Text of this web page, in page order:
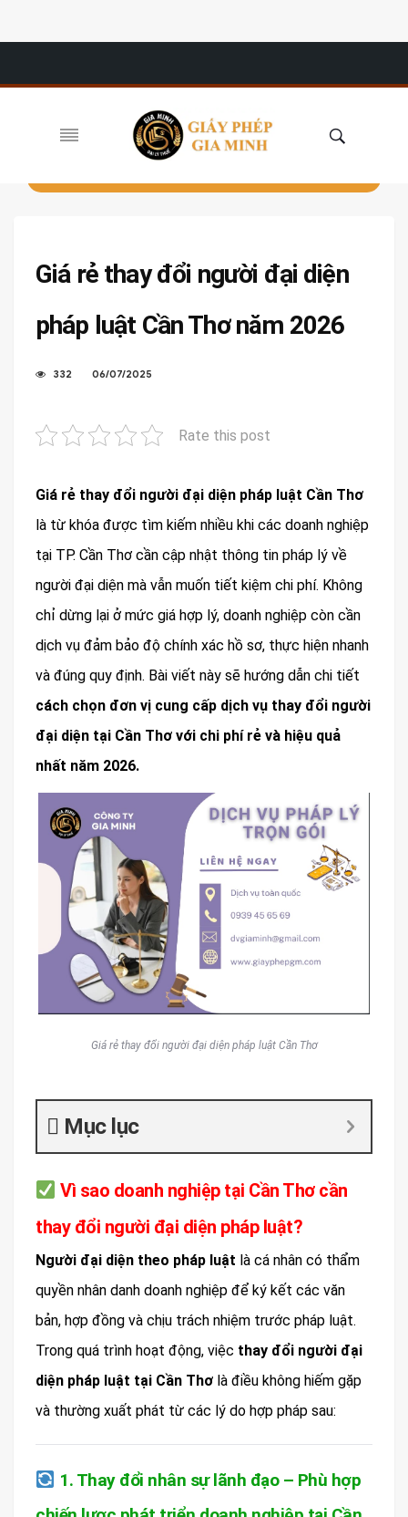
Giá rẻ thay đổi người đại diện
pháp luật Cần Thơ năm 2026
332 06/07/2025
Rate this post
Giá rẻ thay đổi người đại diện pháp luật Cần Thơ
là từ khóa được tìm kiếm nhiều khi các doanh nghiệp
tại TP. Cần Thơ cần cập nhật thông tin pháp lý về
người đại diện mà vẫn muốn tiết kiệm chi phí. Không
chỉ dừng lại ở mức giá hợp lý, doanh nghiệp còn cần
dịch vụ đảm bảo độ chính xác hồ sơ, thực hiện nhanh
và đúng quy định. Bài viết này sẽ hướng dẫn chi tiết
cách chọn đơn vị cung cấp dịch vụ thay đổi người
đại diện tại Cần Thơ với chi phí rẻ và hiệu quả
nhất năm 2026.
Giá rẻ thay đổi người đại diện pháp luật Cần Thơ
Mục lục
Vì sao doanh nghiệp tại Cần Thơ cần
thay đổi người đại diện pháp luật?
Người đại diện theo pháp luật là cá nhân có thẩm
quyền nhân danh doanh nghiệp để ký kết các văn
bản, hợp đồng và chịu trách nhiệm trước pháp luật.
Trong quá trình hoạt động, việc thay đổi người đại
diện pháp luật tại Cần Thơ là điều không hiếm gặp
và thường xuất phát từ các lý do hợp pháp sau:
1. Thay đổi nhân sự lãnh đạo – Phù hợp